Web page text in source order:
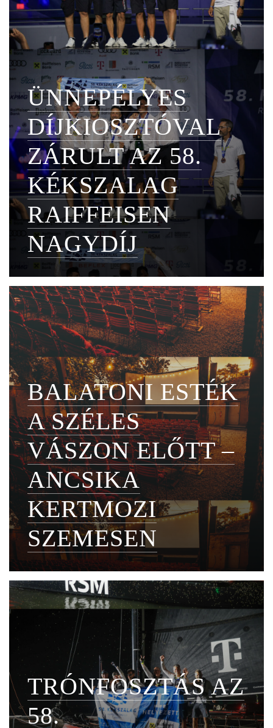
ÜNNEPÉLYES
DÍJKIOSZTÓVAL
ZÁRULT AZ 58.
KÉKSZALAG
RAIFFEISEN
NAGYDÍJ
BALATONI ESTÉK
A SZÉLES
VÁSZON ELŐTT –
ANCSIKA
KERTMOZI
SZEMESEN
TRÓNFOSZTÁS AZ
58.